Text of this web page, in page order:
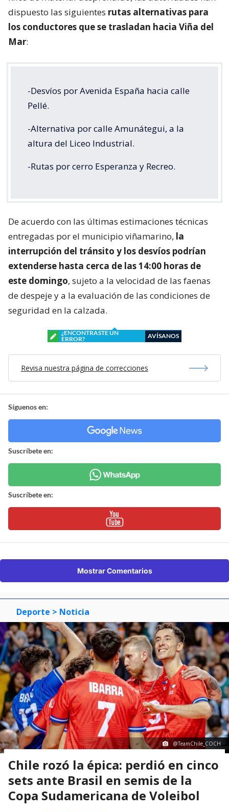
dispuesto las siguientes rutas alternativas para
los conductores que se trasladan hacia Viña del
Mar:
-Desvíos por Avenida España hacia calle
Pellé.
-Alternativa por calle Amunátegui, a la
altura del Liceo Industrial.
-Rutas por cerro Esperanza y Recreo.
De acuerdo con las últimas estimaciones técnicas
entregadas por el municipio viñamarino, la
interrupción del tránsito y los desvíos podrían
extenderse hasta cerca de las 14:00 horas de
este domingo, sujeto a la velocidad de las faenas
de despeje y a la evaluación de las condiciones de
seguridad en la calzada.
¿ENCONTRASTE UN
ERROR?
AVÍSANOS
Revisa nuestra página de correcciones
Síguenos en:
Suscríbete en:
Suscríbete en:
Mostrar Comentarios
Deporte > Noticia
@TeamChile_COCH
Chile rozó la épica: perdió en cinco
sets ante Brasil en semis de la
Copa Sudamericana de Voleibol